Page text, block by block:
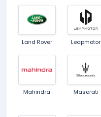
Land Rover Leapmotor
Mahindra Maserati